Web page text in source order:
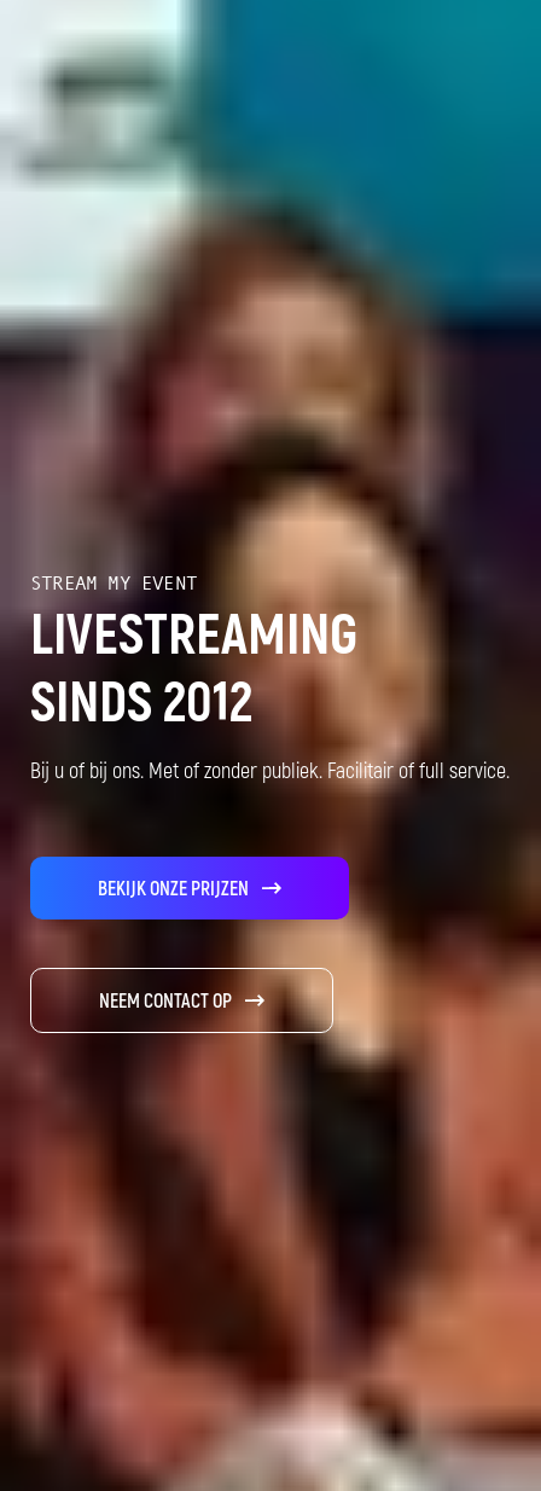
STREAM MY EVENT
LIVESTREAMING
SINDS 2012
Bij u of bij ons. Met of zonder publiek. Facilitair of full service.
BEKIJK ONZE PRIJZEN
NEEM CONTACT OP